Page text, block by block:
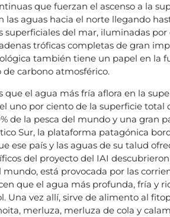
que fuerzan el ascenso a la
aguas hacia el norte llegando
del mar, iluminadas por
tróficas completas de gran
también tiene un papel en la
de carbono atmosférico.
que el agua más fría aflora en la
uno por ciento de la superficie total
de la pesca del mundo y una gran
Sur, la plataforma patagónica
ese país y las aguas de su talud
del proyecto del IAI
está provocada por las
que el agua más profunda, fría y
Una vez allí, sirve de alimento al
merluza, merluza de cola y